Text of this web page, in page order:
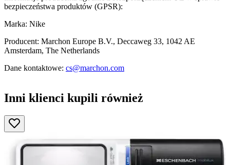
bezpieczeństwa produktów (GPSR):
Marka: Nike
Producent: Marchon Europe B.V., Deccaweg 33, 1042 AE
Amsterdam, The Netherlands
Dane kontaktowe: cs@marchon.com
Inni klienci kupili również